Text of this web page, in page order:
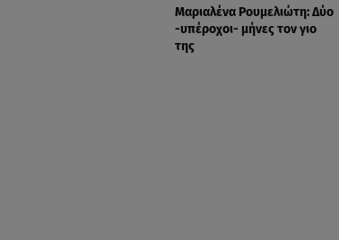
Μαριαλένα Ρουμελιώτη: Δύο
-υπέροχοι- μήνες τον γιο
της